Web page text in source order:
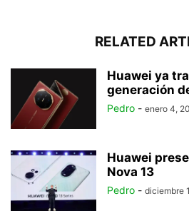
RELATED
Huawei ya
generación
Pedro - enero 4,
Huawei
Nova 13
Pedro - diciembre